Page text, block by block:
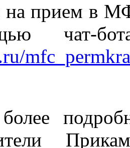
на прием в
чат-